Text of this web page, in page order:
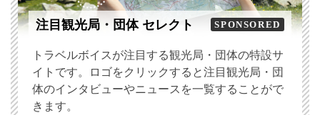
注目観光局・団体 セレクト SPONSORED
トラベルボイスが注目する観光局・団体の特設サ
イトです。ロゴをクリックすると注目観光局・団
体のインタビューやニュースを一覧することがで
きます。